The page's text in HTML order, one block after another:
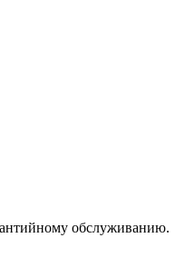
обслуживанию.